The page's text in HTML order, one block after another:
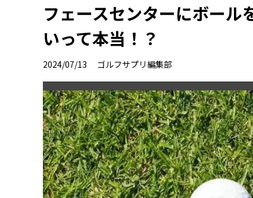
フェースセンターにボール
いって本当！？
2024/07/13 ゴルフサプリ編集部